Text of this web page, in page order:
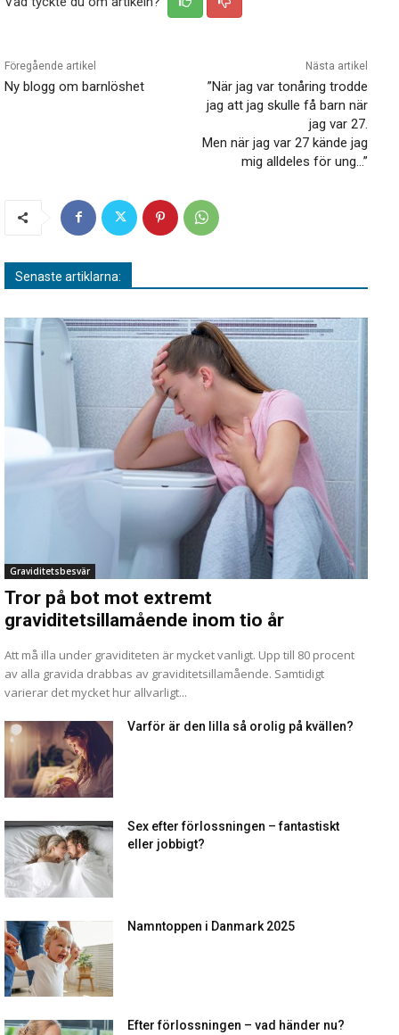
Föregående artikel
Ny blogg om barnlöshet
Nästa artikel
”När jag var tonåring trodde
jag att jag skulle få barn när
jag var 27.
Men när jag var 27 kände jag
mig alldeles för ung…”
Senaste artiklarna:
Graviditetsbesvär
Tror på bot mot extremt
graviditetsillamående inom tio år
Att må illa under graviditeten är mycket vanligt. Upp till 80 procent
av alla gravida drabbas av graviditetsillamående. Samtidigt
varierar det mycket hur allvarligt...
Varför är den lilla så orolig på kvällen?
Sex efter förlossningen – fantastiskt
eller jobbigt?
Namntoppen i Danmark 2025
Efter förlossningen – vad händer nu?